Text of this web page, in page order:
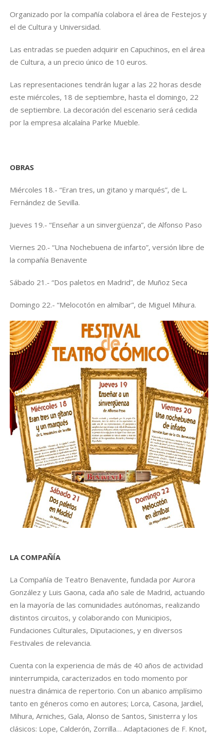
Organizado por la compañía colabora el área de Festejos y
el de Cultura y Universidad.
Las entradas se pueden adquirir en Capuchinos, en el área
de Cultura, a un precio único de 10 euros.
Las representaciones tendrán lugar a las 22 horas desde
este miércoles, 18 de septiembre, hasta el domingo, 22
de septiembre. La decoración del escenario será cedida
por la empresa alcalaína Parke Mueble.
OBRAS
Miércoles 18.- “Eran tres, un gitano y marqués”, de L.
Fernández de Sevilla.
Jueves 19.- “Enseñar a un sinvergüenza”, de Alfonso Paso
Viernes 20.- “Una Nochebuena de infarto”, versión libre de
la compañía Benavente
Sábado 21.- “Dos paletos en Madrid”, de Muñoz Seca
Domingo 22.- “Melocotón en almíbar”, de Miguel Mihura.
LA COMPAÑÍA
La Compañía de Teatro Benavente, fundada por Aurora
González y Luis Gaona, cada año sale de Madrid, actuando
en la mayoría de las comunidades autónomas, realizando
distintos circuitos, y colaborando con Municipios,
Fundaciones Culturales, Diputaciones, y en diversos
Festivales de relevancia.
Cuenta con la experiencia de más de 40 años de actividad
ininterrumpida, caracterizados en todo momento por
nuestra dinámica de repertorio. Con un abanico amplísimo
tanto en géneros como en autores; Lorca, Casona, Jardiel,
Mihura, Arniches, Gala, Alonso de Santos, Sinisterra y los
clásicos: Lope, Calderón, Zorrilla… Adaptaciones de F. Knot,